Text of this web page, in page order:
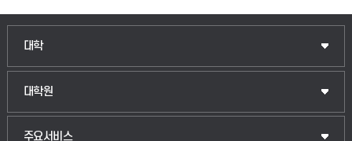
대학
인문융합공공인재학부
법경영학부
대학원
일반대학원
산업대학원
주요서비스
입학안내